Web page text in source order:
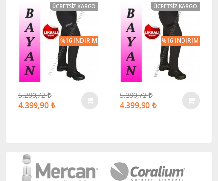
ÜCRETSIZ KARGO
5.280,72
4.399,90
%16 İNDIRIM
ÜCRETSIZ KARGO
5.280,72
4.399,90
%16 İNDIRIM